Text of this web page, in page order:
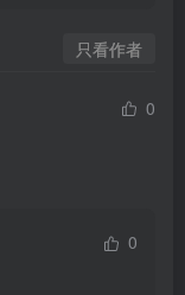
只看作者
0
0